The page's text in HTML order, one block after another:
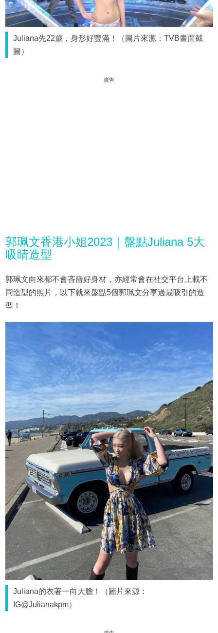
Juliana先22歲，身形好豐滿！（圖片來源：TVB畫面截
圖）
廣告
郭珮文香港小姐2023｜盤點Juliana 5大
吸睛造型
郭珮文向來都不會吝嗇好身材，亦經常會在社交平台上載不
同造型的照片，以下就來盤點5個郭珮文分享過最吸引的造
型！
Juliana的衣著一向大膽！（圖片來源：
IG@Julianakpm）